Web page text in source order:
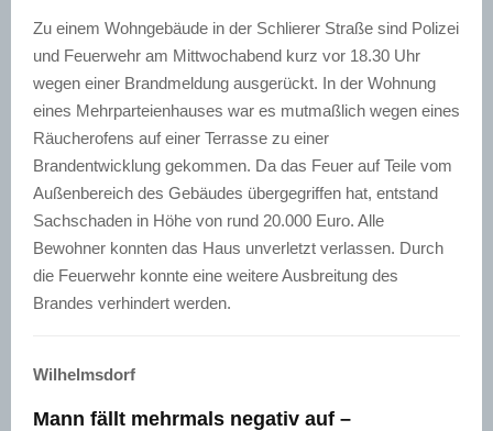
Zu einem Wohngebäude in der Schlierer Straße sind Polizei
und Feuerwehr am Mittwochabend kurz vor 18.30 Uhr
wegen einer Brandmeldung ausgerückt. In der Wohnung
eines Mehrparteienhauses war es mutmaßlich wegen eines
Räucherofens auf einer Terrasse zu einer
Brandentwicklung gekommen. Da das Feuer auf Teile vom
Außenbereich des Gebäudes übergegriffen hat, entstand
Sachschaden in Höhe von rund 20.000 Euro. Alle
Bewohner konnten das Haus unverletzt verlassen. Durch
die Feuerwehr konnte eine weitere Ausbreitung des
Brandes verhindert werden.
Wilhelmsdorf
Mann fällt mehrmals negativ auf –